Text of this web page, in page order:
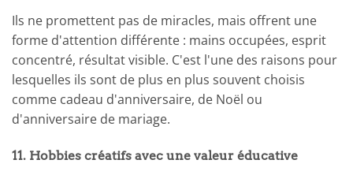
Ils ne promettent pas de miracles, mais offrent une
forme d'attention différente : mains occupées, esprit
concentré, résultat visible. C'est l'une des raisons pour
lesquelles ils sont de plus en plus souvent choisis
comme cadeau d'anniversaire, de Noël ou
d'anniversaire de mariage.
11. Hobbies créatifs avec une valeur éducative